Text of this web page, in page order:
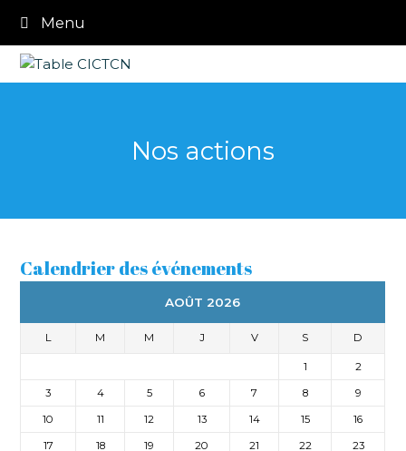
Menu
Nos actions
Calendrier des événements
AOÛT 2026
L M M J V S D
1 2
3 4 5 6 7 8 9
10 11 12 13 14 15 16
17 18 19 20 21 22 23